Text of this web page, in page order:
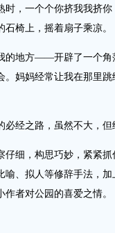
时，一个个你挤我我挤
椅上，摇着扇子乘凉。
地方——开辟了一个角
。妈妈经常让我在那里
之路，虽然不大，但
，构思巧妙，紧紧抓
喻、拟人等修辞手法，
者对公园的喜爱之情。